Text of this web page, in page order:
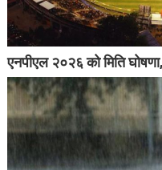
एनपीएल २०२६ को मिति